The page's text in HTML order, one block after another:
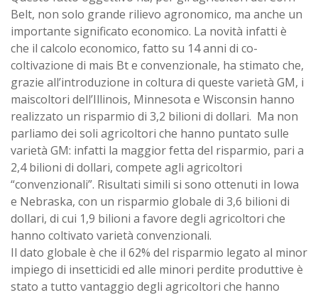
Belt, non solo grande rilievo agronomico, ma anche un
importante significato economico. La novità infatti è
che il calcolo economico, fatto su 14 anni di co-
coltivazione di mais Bt e convenzionale, ha stimato che,
grazie all’introduzione in coltura di queste varietà GM, i
maiscoltori dell’Illinois, Minnesota e Wisconsin hanno
realizzato un risparmio di 3,2 bilioni di dollari. Ma non
parliamo dei soli agricoltori che hanno puntato sulle
varietà GM: infatti la maggior fetta del risparmio, pari a
2,4 bilioni di dollari, compete agli agricoltori
“convenzionali”. Risultati simili si sono ottenuti in Iowa
e Nebraska, con un risparmio globale di 3,6 bilioni di
dollari, di cui 1,9 bilioni a favore degli agricoltori che
hanno coltivato varietà convenzionali.
Il dato globale è che il 62% del risparmio legato al minor
impiego di insetticidi ed alle minori perdite produttive è
stato a tutto vantaggio degli agricoltori che hanno